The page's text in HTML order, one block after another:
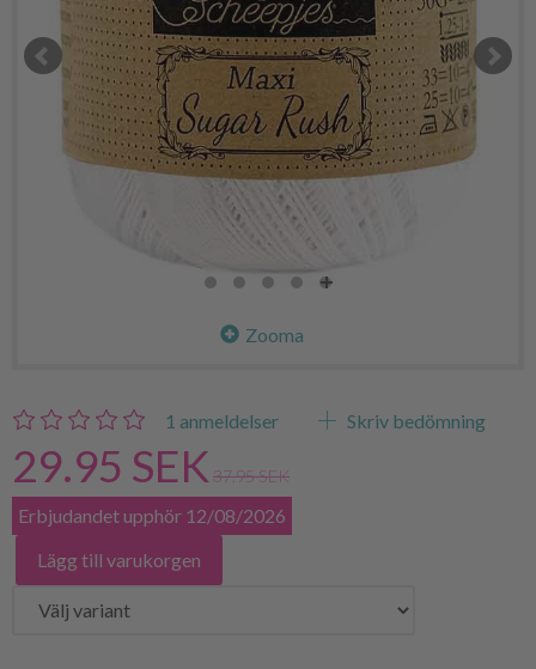
Zooma
1 anmeldelser Skriv bedömning
29.95 SEK 37.95 SEK
Erbjudandet upphör 12/08/2026
Lägg till varukorgen